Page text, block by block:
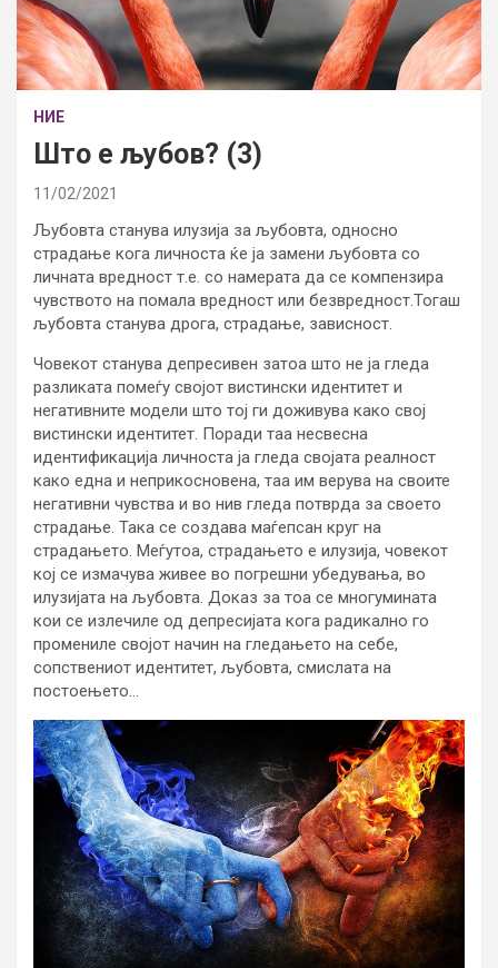
НИЕ
Што е љубов? (3)
11/02/2021
Љубовта станува илузија за љубовта, односно
страдање кога личноста ќе ја замени љубовта со
личната вредност т.е. со намерата да се компензира
чувството на помала вредност или безвредност.Тогаш
љубовта станува дрога, страдање, зависност.
Човекот станува депресивен затоа што не ја гледа
разликата помеѓу својот вистински идентитет и
негативните модели што тој ги доживува како свој
вистински идентитет. Поради таа несвесна
идентификација личноста ја гледа својата реалност
како една и неприкосновена, таа им верува на своите
негативни чувства и во нив гледа потврда за своето
страдање. Така се создава маѓепсан круг на
страдањето. Меѓутоа, страдањето е илузија, човекот
кој се измачува живее во погрешни убедувања, во
илузијата на љубовта. Доказ за тоа се многумината
кои се излечиле од депресијата кога радикално го
промениле својот начин на гледањето на себе,
сопствениот идентитет, љубовта, смислата на
постоењето…